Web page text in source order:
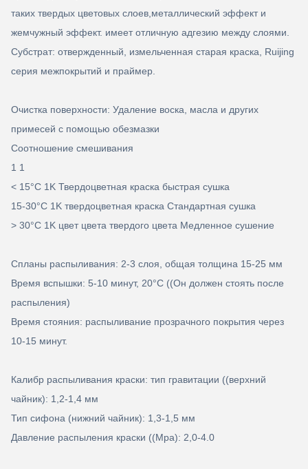
таких твердых цветовых слоев,металлический эффект и
жемчужный эффект. имеет отличную адгезию между слоями.
Субстрат: отвержденный, измельченная старая краска, Ruijing
серия межпокрытий и праймер.
Очистка поверхности: Удаление воска, масла и других
примесей с помощью обезмазки
Соотношение смешивания
1 1
< 15°C 1K Твердоцветная краска быстрая сушка
15-30°C 1K твердоцветная краска Стандартная сушка
> 30°C 1K цвет цвета твердого цвета Медленное сушение
Спланы распыливания: 2-3 слоя, общая толщина 15-25 мм
Время вспышки: 5-10 минут, 20°C ((Он должен стоять после
распыления)
Время стояния: распыливание прозрачного покрытия через
10-15 минут.
Калибр распыливания краски: тип гравитации ((верхний
чайник): 1,2-1,4 мм
Тип сифона (нижний чайник): 1,3-1,5 мм
Давление распыления краски ((Mpa): 2,0-4.0